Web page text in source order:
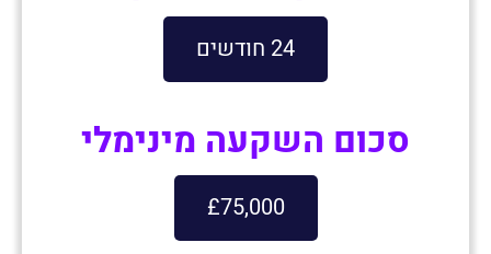
24 חודשים
סכום השקעה מינימלי
£75,000